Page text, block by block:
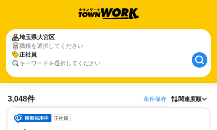
埼玉県大宮区
職種を選択してください
正社員
キーワードを選択してください
3,048件 条件保存 関連度順
正社員